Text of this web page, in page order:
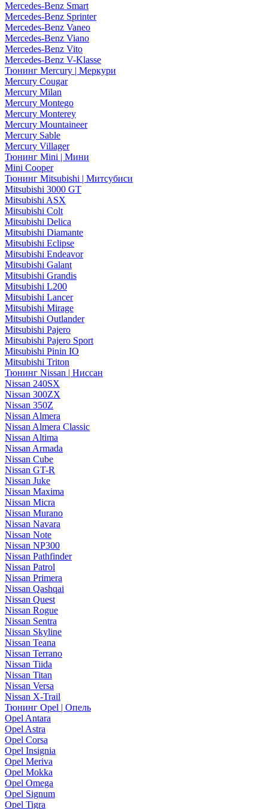
Mercedes-Benz Smart
Mercedes-Benz Sprinter
Mercedes-Benz Vaneo
Mercedes-Benz Viano
Mercedes-Benz Vito
Mercedes-Benz V-Klasse
Тюнинг Mercury | Меркури
Mercury Cougar
Mercury Milan
Mercury Montego
Mercury Monterey
Mercury Mountaineer
Mercury Sable
Mercury Villager
Тюнинг Mini | Мини
Mini Cooper
Тюнинг Mitsubishi | Митсубиси
Mitsubishi 3000 GT
Mitsubishi ASX
Mitsubishi Colt
Mitsubishi Delica
Mitsubishi Diamante
Mitsubishi Eclipse
Mitsubishi Endeavor
Mitsubishi Galant
Mitsubishi Grandis
Mitsubishi L200
Mitsubishi Lancer
Mitsubishi Mirage
Mitsubishi Outlander
Mitsubishi Pajero
Mitsubishi Pajero Sport
Mitsubishi Pinin IO
Mitsubishi Triton
Тюнинг Nissan | Ниссан
Nissan 240SX
Nissan 300ZX
Nissan 350Z
Nissan Almera
Nissan Almera Classic
Nissan Altima
Nissan Armada
Nissan Cube
Nissan GT-R
Nissan Juke
Nissan Maxima
Nissan Micra
Nissan Murano
Nissan Navara
Nissan Note
Nissan NP300
Nissan Pathfinder
Nissan Patrol
Nissan Primera
Nissan Qashqai
Nissan Quest
Nissan Rogue
Nissan Sentra
Nissan Skyline
Nissan Teana
Nissan Terrano
Nissan Tiida
Nissan Titan
Nissan Versa
Nissan X-Trail
Тюнинг Opel | Опель
Opel Antara
Opel Astra
Opel Corsa
Opel Insignia
Opel Meriva
Opel Mokka
Opel Omega
Opel Signum
Opel Tigra